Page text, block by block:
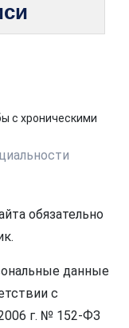
с хроническими
обязательно
данные
с
г. № 152-ФЗ